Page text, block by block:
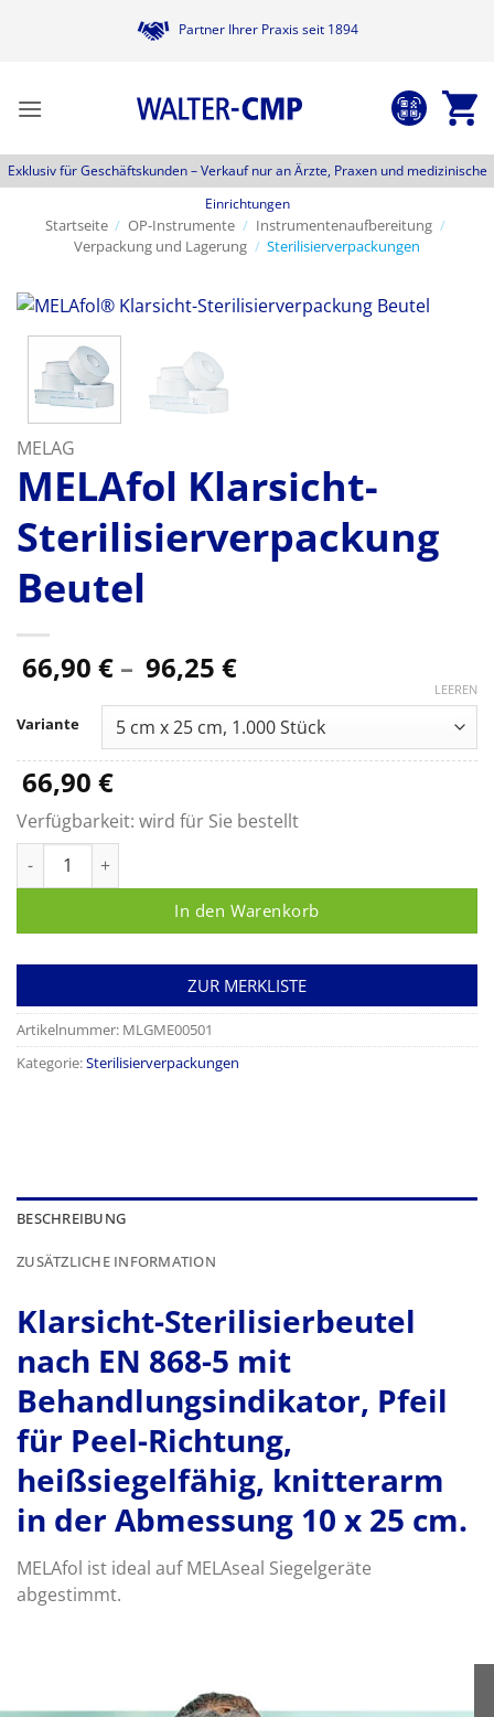
Partner Ihrer Praxis seit 1894
Exklusiv für Geschäftskunden –Verkauf nur an Ärzte, Praxen und medizinische
Einrichtungen
Startseite / OP-Instrumente / Instrumentenaufbereitung /
Verpackung und Lagerung / Sterilisierverpackungen
MELAG
MELAfol Klarsicht-
Sterilisierverpackung
Beutel
66,90 € – 96,25 €Preisspanne:
bis
96,25 €
Variante
LEEREN
66,90 €
Verfügbarkeit: wird für Sie bestellt
In den Warenkorb
ZUR MERKLISTE
Artikelnummer: MLGME00501
Kategorie:Sterilisierverpackungen
BESCHREIBUNG
ZUSÄTZLICHE INFORMATION
Klarsicht-Sterilisierbeutel
nach EN 868-5 mit
Behandlungsindikator, Pfeil
für Peel-Richtung,
heißsiegelfähig, knitterarm
in der Abmessung 10 x 25 cm.
MELAfol ist ideal auf MELAseal Siegelgeräte
abgestimmt.